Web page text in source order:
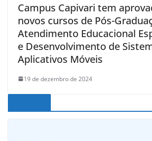
Campus Capivari tem
novos cursos de Pós-
Atendimento Educacional
e Desenvolvimento de
Aplicativos Móveis
19 de dezembro de 2024